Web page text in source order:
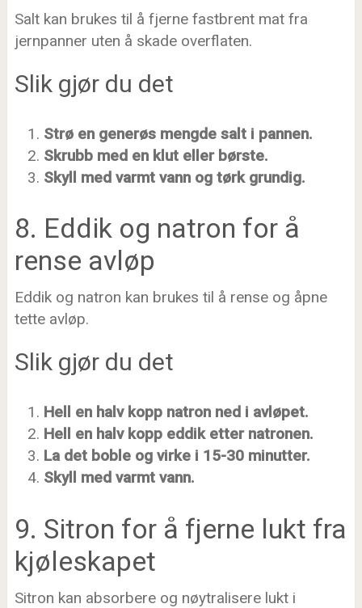
Salt kan brukes til å fjerne fastbrent mat fra
jernpanner uten å skade overflaten.
Slik gjør du det
Strø en generøs mengde salt i pannen.
Skrubb med en klut eller børste.
Skyll med varmt vann og tørk grundig.
8. Eddik og natron for å
rense avløp
Eddik og natron kan brukes til å rense og åpne
tette avløp.
Slik gjør du det
Hell en halv kopp natron ned i avløpet.
Hell en halv kopp eddik etter natronen.
La det boble og virke i 15-30 minutter.
Skyll med varmt vann.
9. Sitron for å fjerne lukt fra
kjøleskapet
Sitron kan absorbere og nøytralisere lukt i